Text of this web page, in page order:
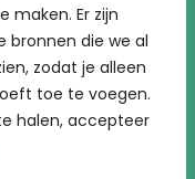
maken. Er zijn
bronnen die we al
zodat je alleen
toe te voegen.
halen, accepteer